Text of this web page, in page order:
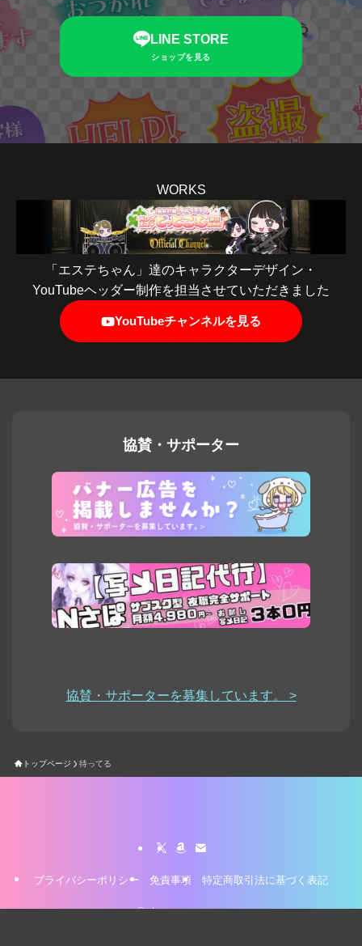
LINE STORE
ショップを見る
WORKS
「エステちゃん」達のキャラクターデザイン・
YouTubeヘッダー制作を担当させていただきました
YouTubeチャンネルを見る
協賛・サポーター
協賛・サポーターを募集しています。 >
トップページ 待ってる
プライバシーポリシー 免責事項 特定商取引法に基づく表記
©stamp-yasan.com